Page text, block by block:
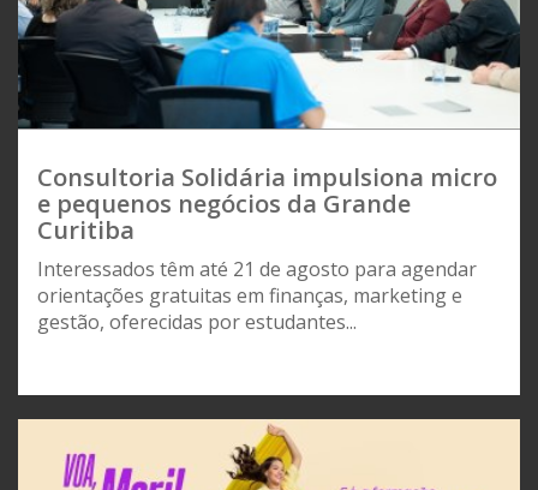
Consultoria Solidária impulsiona micro
e pequenos negócios da Grande
Curitiba
Interessados têm até 21 de agosto para agendar
orientações gratuitas em finanças, marketing e
gestão, oferecidas por estudantes...